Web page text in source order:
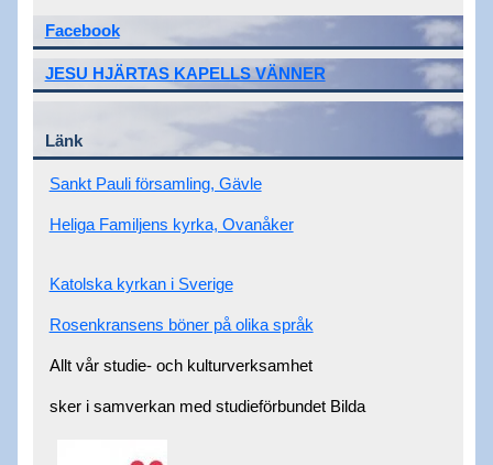
Facebook
JESU HJÄRTAS KAPELLS VÄNNER
Länk
Sankt Pauli församling, Gävle
Heliga Familjens kyrka, Ovanåker
Katolska kyrkan i Sverige
Rosenkransens böner på olika språk
Allt vår studie- och kulturverksamhet
sker i samverkan med studieförbundet Bilda